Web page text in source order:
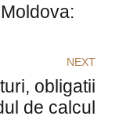
NEXT
obligatii
de calcul